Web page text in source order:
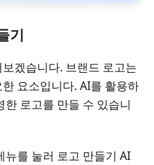
기
겠습니다. 브랜드 로고는
요소입니다. AI를 활용하
로고를 만들 수 있습니
뉴를 눌러 로고 만들기 AI